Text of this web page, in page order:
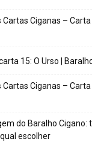
Ciganas – Carta
15: O Urso |
Ciganas – Carta
do Baralho Cigano:
escolher